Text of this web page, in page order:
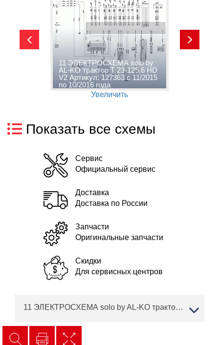
11 ЭЛЕКТРОСХЕМА solo by
AL-KO трактор T 23-125.6 HD
V2 Артикул: 127363 с 11/2015
по 10/2016 года
Увеличить
Показать все схемы
Сервис
Официальный сервис
Доставка
Доставка по России
Запчасти
Оригинальные запчасти
Скидки
Для сервисных центров
11 ЭЛЕКТРОСХЕМА solo by AL-KO трактор T 23-125.6 HD V2 Артикул: 127363 с 11/2015 по 10/2016 года